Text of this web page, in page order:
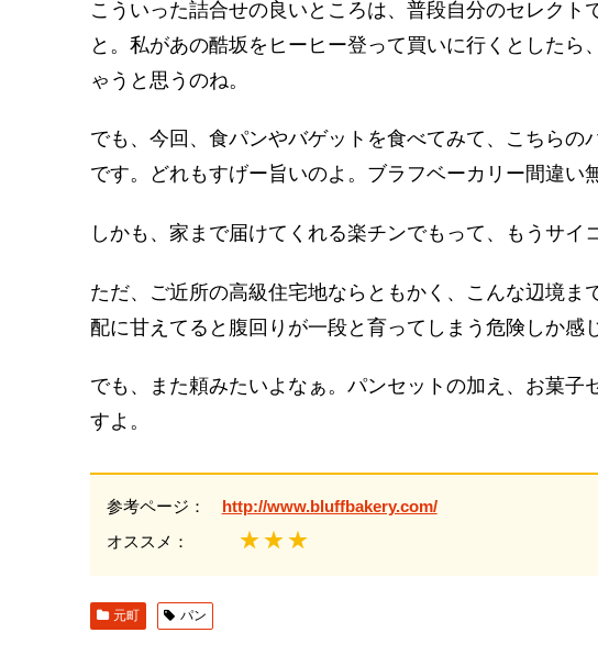
こういった詰合せの良いところは、普段自分のセレクト
と。私があの酷坂をヒーヒー登って買いに行くとしたら
ゃうと思うのね。
でも、今回、食パンやバゲットを食べてみて、こちらの
です。どれもすげー旨いのよ。ブラフベーカリー間違い
しかも、家まで届けてくれる楽チンでもって、もうサイ
ただ、ご近所の高級住宅地ならともかく、こんな辺境ま
配に甘えてると腹回りが一段と育ってしまう危険しか感
でも、また頼みたいよなぁ。パンセットの加え、お菓子
すよ。
参考ページ： http://www.bluffbakery.com/
オススメ： ★★★
元町 パン